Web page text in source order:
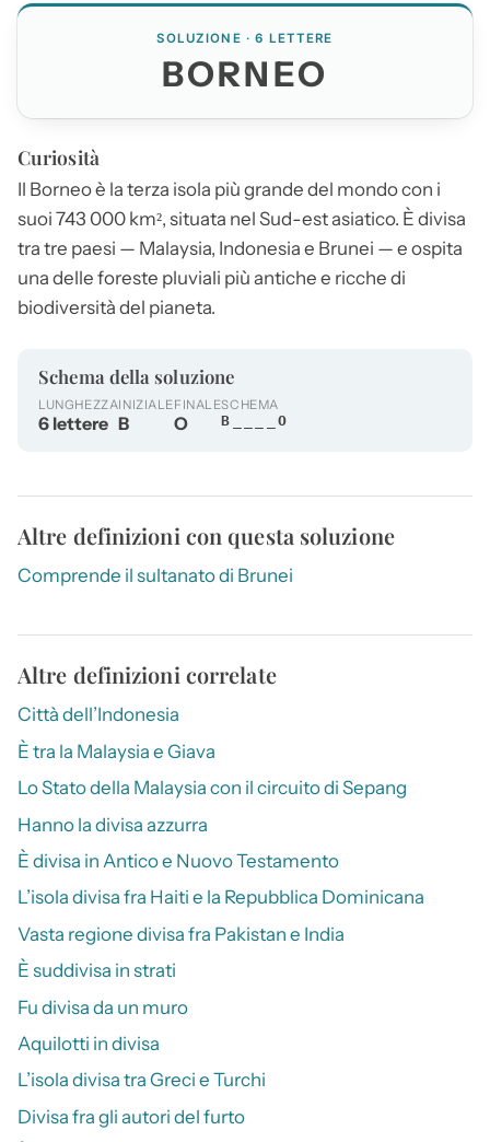
SOLUZIONE · 6 LETTERE
BORNEO
Curiosità
Il Borneoè la terza isola più grande del mondo con i
suoi 743 000 km², situata nel Sud-est asiatico. È divisa
tra tre paesi — Malaysia, Indonesia e Brunei — e ospita
una delle foreste pluviali più antiche e ricche di
biodiversità del pianeta.
Schema della soluzione
LUNGHEZZA
6 lettere
INIZIALE
B
FINALE
O
SCHEMA
B____O
Altre definizioni con questa soluzione
Comprende il sultanato di Brunei
Altre definizioni correlate
Città dell’Indonesia
È tra la Malaysia e Giava
Lo Stato della Malaysia con il circuito di Sepang
Hanno la divisa azzurra
È divisa in Antico e Nuovo Testamento
L’isola divisa fra Haiti e la Repubblica Dominicana
Vasta regione divisa fra Pakistan e India
È suddivisa in strati
Fu divisa da un muro
Aquilotti in divisa
L’isola divisa tra Greci e Turchi
Divisa fra gli autori del furto